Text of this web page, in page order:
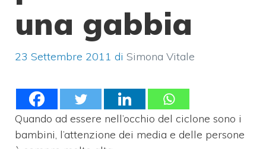
una gabbia
23 Settembre 2011 di Simona Vitale
Quando ad essere nell’occhio del ciclone sono i
bambini, l’attenzione dei media e delle persone